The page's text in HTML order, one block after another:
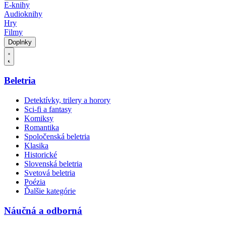
E-knihy
Audioknihy
Hry
Filmy
Doplnky
Beletria
Detektívky, trilery a horory
Sci-fi a fantasy
Komiksy
Romantika
Spoločenská beletria
Klasika
Historické
Slovenská beletria
Svetová beletria
Poézia
Ďalšie kategórie
Náučná a odborná